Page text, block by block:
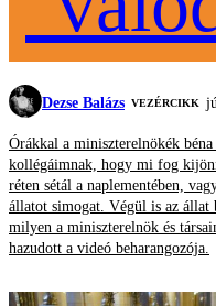
Dezse Balázs VEZÉRCIKK
Órákkal a miniszterelnökék
kollégáimnak, hogy mi fog
réten sétál a naplementében,
állatot simogat. Végül is az
milyen a miniszterelnök és
hazudott a videó beharangozója.